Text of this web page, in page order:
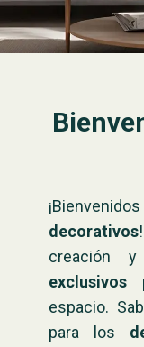
decorativos
creación
exclusivos
espacio.
para los